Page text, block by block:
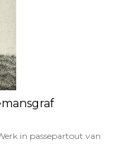
in passepartout van